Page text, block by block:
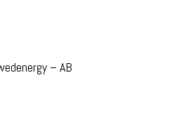
– AB